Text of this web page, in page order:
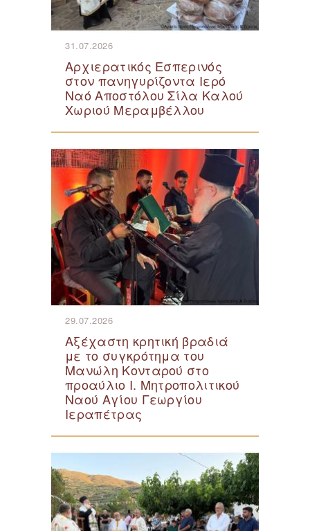
31.07.2026
Αρχιερατικός Εσπερινός
στον πανηγυρίζοντα Ιερό
Ναό Αποστόλου Σίλα Καλού
Χωριού Μεραμβέλλου
29.07.2026
Αξέχαστη κρητική βραδιά
με το συγκρότημα του
Μανώλη Κονταρού στο
προαύλιο Ι. Μητροπολιτικού
Ναού Αγίου Γεωργίου
Ιεραπέτρας